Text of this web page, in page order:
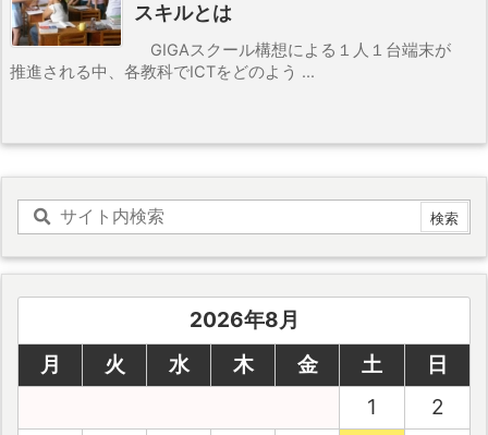
スキルとは
GIGAスクール構想による１人１台端末が
推進される中、各教科でICTをどのよう ...
2026年8月
月
火 水 木 金 土
日
1
2